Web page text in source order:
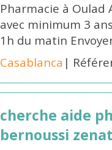
Pharmacie à Oulad
avec minimum 3
1h du matin
Casablanca |
cherche aide
bernoussi